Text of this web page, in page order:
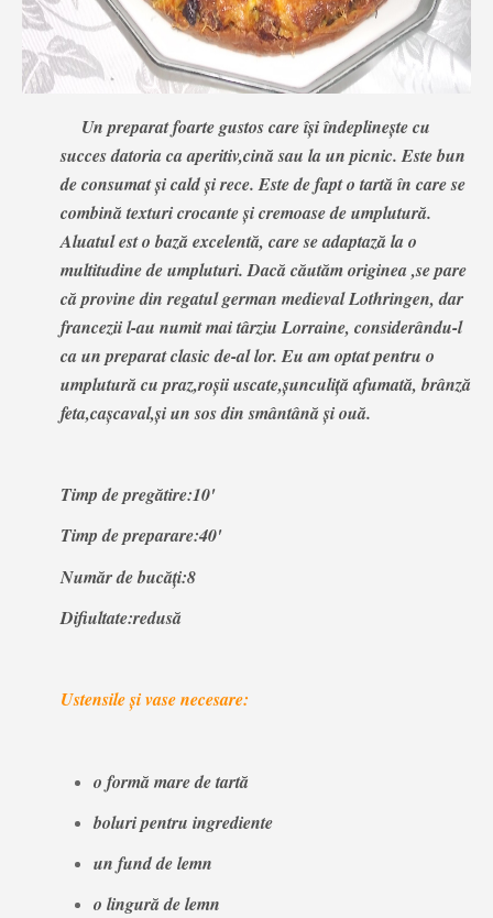
Un preparat foarte gustos care își îndeplinește cu
succes datoria ca aperitiv,cină sau la un picnic. Este bun
de consumat și cald și rece. Este de fapt o tartă în care se
combină texturi crocante și cremoase de umplutură.
Aluatul est o bază excelentă, care se adaptază la o
multitudine de umpluturi. Dacă căutăm originea ,se pare
că provine din regatul german medieval Lothringen, dar
francezii l-au numit mai târziu Lorraine, considerându-l
ca un preparat clasic de-al lor. Eu am optat pentru o
umplutură cu praz,roșii uscate,șunculiță afumată, brânză
feta,cașcaval,și un sos din smântână și ouă.
Timp de pregătire:10'
Timp de preparare:40'
Număr de bucăți:8
Difiultate:redusă
Ustensile și vase necesare:
o formă mare de tartă
boluri pentru ingrediente
un fund de lemn
o lingură de lemn